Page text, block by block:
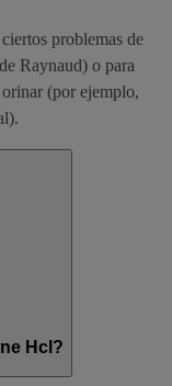
problemas de
Raynaud) o para
(por ejemplo,
Hcl?